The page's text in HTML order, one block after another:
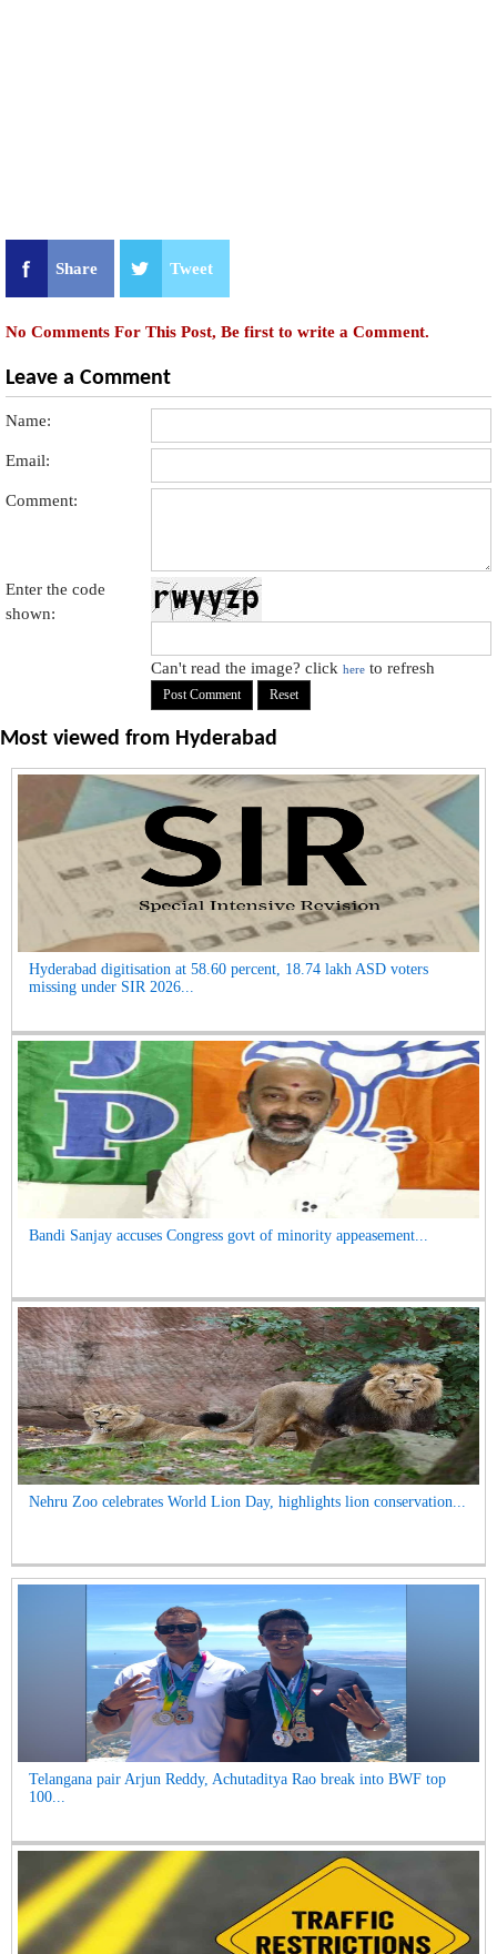
Share Tweet
No Comments For This Post, Be first to write a Comment.
Leave a Comment
Name:
Email:
Comment:
Enter the code
shown:
Can't read the image? clickhere to refresh
Most viewed from Hyderabad
Hyderabad digitisation at 58.60 percent, 18.74 lakh ASD voters
missing under SIR 2026...
Bandi Sanjay accuses Congress govt of minority appeasement...
Nehru Zoo celebrates World Lion Day, highlights lion conservation...
Telangana pair Arjun Reddy, Achutaditya Rao break into BWF top
100...